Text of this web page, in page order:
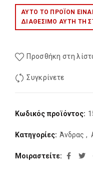
ΑΥΤΌ ΤΟ ΠΡΟΪΌΝ
ΔΙΑΘΈΣΙΜΟ ΑΥΤΉ ΤΗ
Προσθήκη στη
Συγκρίνετε
Κωδικός προϊόντος:
Κατηγορίες: Άνδρας ,
Μοιραστείτε